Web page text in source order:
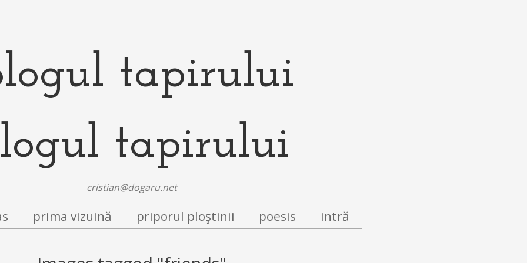
tapirului
cristian@dogaru.net
prima vizuină priporul ploştinii poesis intră